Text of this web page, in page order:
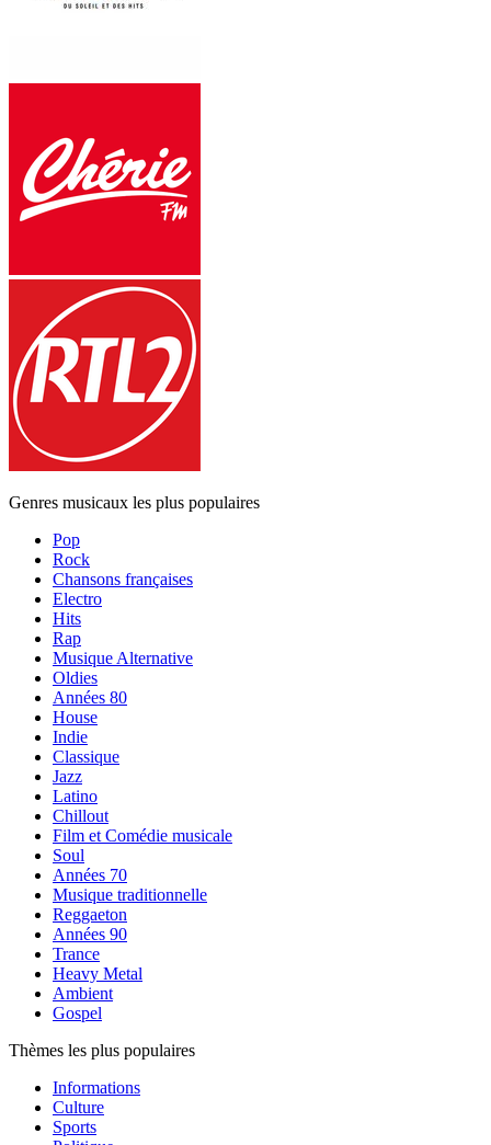
Genres musicaux les plus populaires
Pop
Rock
Chansons françaises
Electro
Hits
Rap
Musique Alternative
Oldies
Années 80
House
Indie
Classique
Jazz
Latino
Chillout
Film et Comédie musicale
Soul
Années 70
Musique traditionnelle
Reggaeton
Années 90
Trance
Heavy Metal
Ambient
Gospel
Thèmes les plus populaires
Informations
Culture
Sports